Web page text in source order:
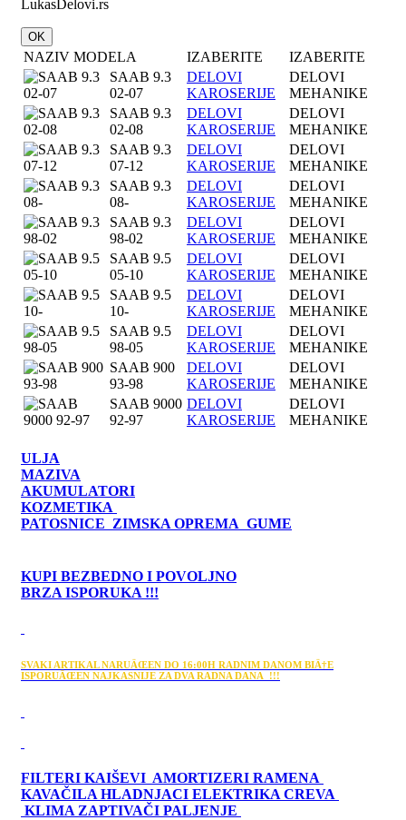
LukasDelovi.rs
OK
NAZIV MODELA IZABERITE
IZABERITE
SAAB 9.3
02-07
DELOVI
KAROSERIJE
DELOVI
MEHANIKE
SAAB 9.3
02-08
DELOVI
KAROSERIJE
DELOVI
MEHANIKE
SAAB 9.3
07-12
DELOVI
KAROSERIJE
DELOVI
MEHANIKE
SAAB 9.3
08-
DELOVI
KAROSERIJE
DELOVI
MEHANIKE
SAAB 9.3
98-02
DELOVI
KAROSERIJE
DELOVI
MEHANIKE
SAAB 9.5
05-10
DELOVI
KAROSERIJE
DELOVI
MEHANIKE
SAAB 9.5
10-
DELOVI
KAROSERIJE
DELOVI
MEHANIKE
SAAB 9.5
98-05
DELOVI
KAROSERIJE
DELOVI
MEHANIKE
SAAB 900
93-98
DELOVI
KAROSERIJE
DELOVI
MEHANIKE
SAAB 9000
92-97
DELOVI
KAROSERIJE
DELOVI
MEHANIKE
ULJA
MAZIVA
AKUMULATORI
KOZMETIKA
PATOSNICE ZIMSKA OPREMA GUME
KUPI BEZBEDNO I POVOLJNO
BRZA ISPORUKA !!!
SVAKI ARTIKAL NARUÄŒEN DO 16:00H RADNIM DANOM BIÄ†E
ISPORUÄŒEN NAJKASNIJE ZA DVA RADNA DANA !!!
FILTERI KAIŠEVI AMORTIZERI RAMENA
KAVAČILA HLADNJACI ELEKTRIKA CREVA
KLIMA ZAPTIVAČI PALJENJE